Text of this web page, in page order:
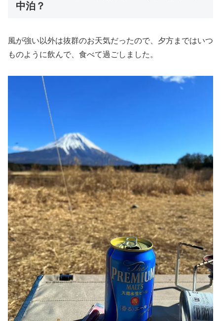
中泊？
風が強い以外は抜群のお天気だったので、夕方まではいつ
ものように飲んで、食べて過ごしました。